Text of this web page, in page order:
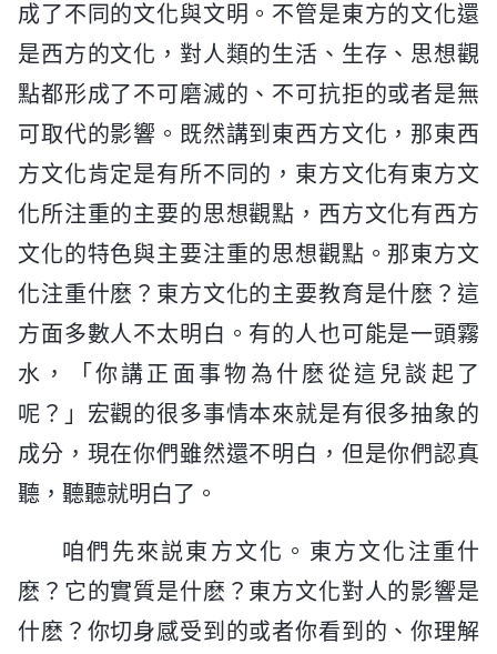
成了不同的文化與文明。不管是東方的文化還
是西方的文化，對人類的生活、生存、思想觀
點都形成了不可磨滅的、不可抗拒的或者是無
可取代的影響。既然講到東西方文化，那東西
方文化肯定是有所不同的，東方文化有東方文
化所注重的主要的思想觀點，西方文化有西方
文化的特色與主要注重的思想觀點。那東方文
化注重什麽？東方文化的主要教育是什麽？這
方面多數人不太明白。有的人也可能是一頭霧
水，「你講正面事物為什麽從這兒談起了
呢？」宏觀的很多事情本來就是有很多抽象的
成分，現在你們雖然還不明白，但是你們認真
聽，聽聽就明白了。
咱們先來説東方文化。東方文化注重什
麽？它的實質是什麽？東方文化對人的影響是
什麽？你切身感受到的或者你看到的、你理解